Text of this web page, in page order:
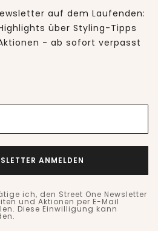
auf dem Laufenden:
über Styling-Tipps
- ab sofort verpasst
ANMELDEN
ich, den Street One Newsletter
und Aktionen per E-Mail
Diese Einwilligung kann